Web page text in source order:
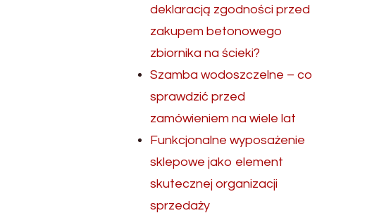
deklaracją zgodności przed
zakupem betonowego
zbiornika na ścieki?
Szamba wodoszczelne – co
sprawdzić przed
zamówieniem na wiele lat
Funkcjonalne wyposażenie
sklepowe jako element
skutecznej organizacji
sprzedaży